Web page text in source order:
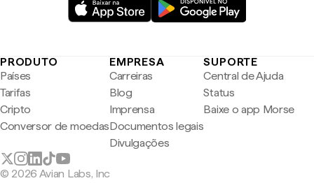
PRODUTO
Países
Tarifas
Cripto
Conversor de moedas
EMPRESA
Carreiras
Blog
Imprensa
Documentos legais
Divulgações
SUPORTE
Central de Ajuda
Status
Baixe o app Morse
© 2026 Avian Labs, Inc